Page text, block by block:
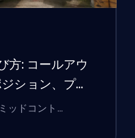
方: コールアウ
ション、プレ
ッドコント…